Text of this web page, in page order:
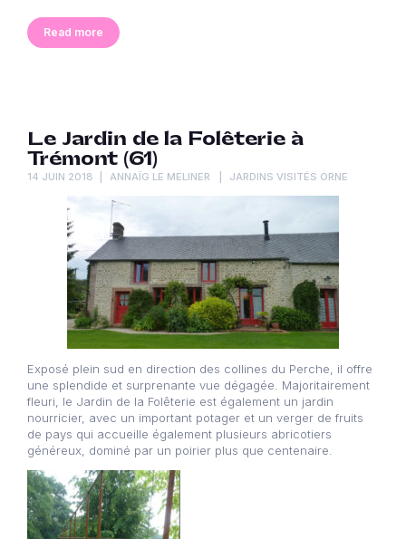
Read more
Le Jardin de la Folêterie à
Trémont (61)
14 JUIN 2018 ANNAÏG LE MELINER JARDINS VISITÉS ORNE
Exposé plein sud en direction des collines du Perche, il offre
une splendide et surprenante vue dégagée. Majoritairement
fleuri, le Jardin de la Folêterie est également un jardin
nourricier, avec un important potager et un verger de fruits
de pays qui accueille également plusieurs abricotiers
généreux, dominé par un poirier plus que centenaire.